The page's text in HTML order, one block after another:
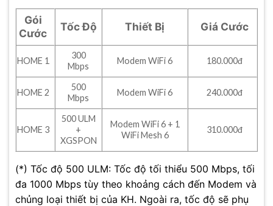
Gói
Cước
Tốc Độ Thiết Bị Giá Cước
HOME 1
300
Mbps
Modem WiFi 6 180.000đ
HOME 2
500
Mbps
Modem WiFi 6 240.000đ
HOME 3
500 ULM
+
XGSPON
Modem WiFi 6 + 1
WiFi Mesh 6
310.000đ
(*) Tốc độ 500 ULM: Tốc độ tối thiểu 500 Mbps, tối
đa 1000 Mbps tùy theo khoảng cách đến Modem và
chủng loại thiết bị của KH. Ngoài ra, tốc độ sẽ phụ